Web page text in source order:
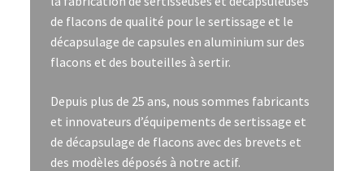
de flacons de qualité pour le sertissage et le
décapsulage de capsules en aluminium sur des
flacons et des bouteilles à sertir.
Depuis plus de 25 ans, nous sommes fabricants
et innovateurs d’équipements de sertissage et
de décapsulage de flacons avec des brevets et
des modèles déposés à notre actif.